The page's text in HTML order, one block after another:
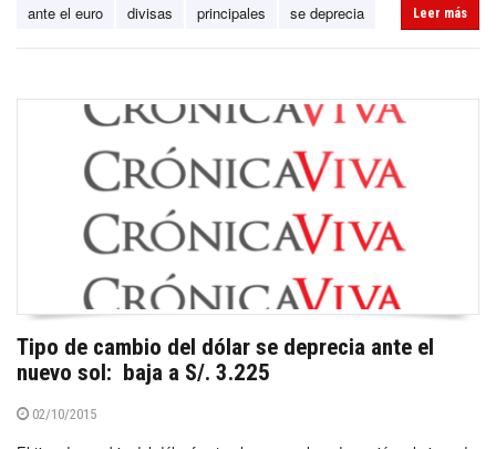
ante el euro divisas principales se deprecia Leer más
Tipo de cambio del dólar se deprecia ante el
nuevo sol: baja a S/. 3.225
02/10/2015